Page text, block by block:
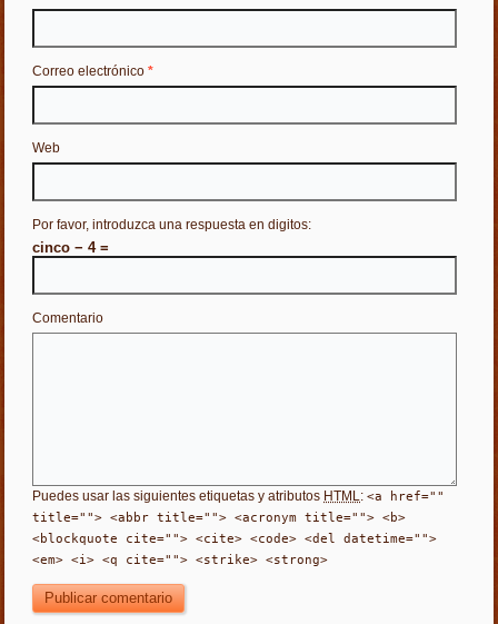
Correo electrónico*
Web
Por favor, introduzca una respuesta en digitos:
cinco − 4 =
Comentario
Puedes usar las siguientes etiquetas y atributos HTML:<a href=""
title=""> <abbr title=""> <acronym title=""> <b>
<blockquote cite=""> <cite> <code> <del datetime="">
<em> <i> <q cite=""> <strike> <strong>